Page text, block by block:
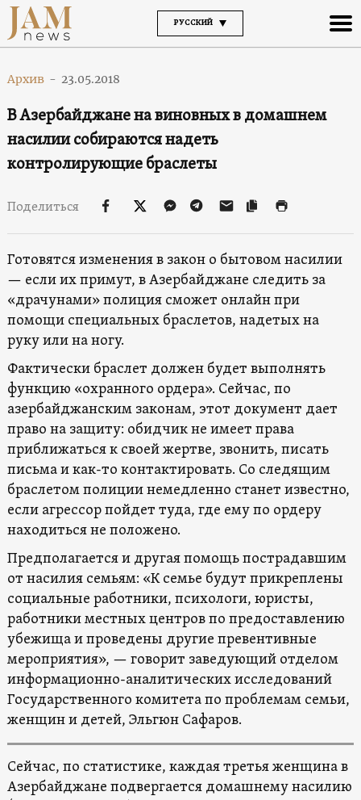
РУССКИЙ
Архив - 23.05.2018
В Азербайджане на виновных в домашнем
насилии собираются надеть
контролирующие браслеты
Поделиться
Готовятся изменения в закон о бытовом насилии
— если их примут, в Азербайджане следить за
«драчунами» полиция сможет онлайн при
помощи специальных браслетов, надетых на
руку или на ногу.
Фактически браслет должен будет выполнять
функцию «охранного ордера». Сейчас, по
азербайджанским законам, этот документ дает
право на защиту: обидчик не имеет права
приближаться к своей жертве, звонить, писать
письма и как-то контактировать. Со следящим
браслетом полиции немедленно станет известно,
если агрессор пойдет туда, где ему по ордеру
находиться не положено.
Предполагается и другая помощь пострадавшим
от насилия семьям: «К семье будут прикреплены
социальные работники, психологи, юристы,
работники местных центров по предоставлению
убежища и проведены другие превентивные
мероприятия», — говорит заведующий отделом
информационно-аналитических исследований
Государственного комитета по проблемам семьи,
женщин и детей, Эльгюн Сафаров.
Сейчас, по статистике, каждая третья женщина в
Азербайджане подвергается домашнему насилию